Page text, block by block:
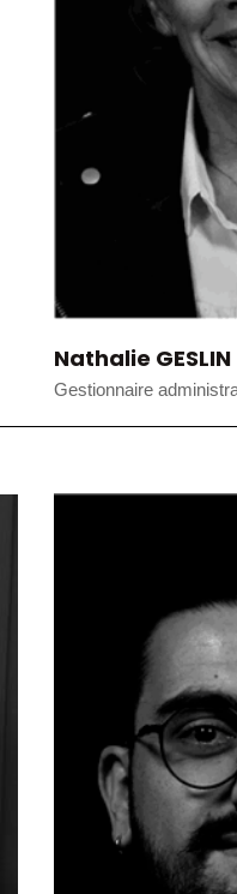
Nathalie GESLIN
Gestionnaire